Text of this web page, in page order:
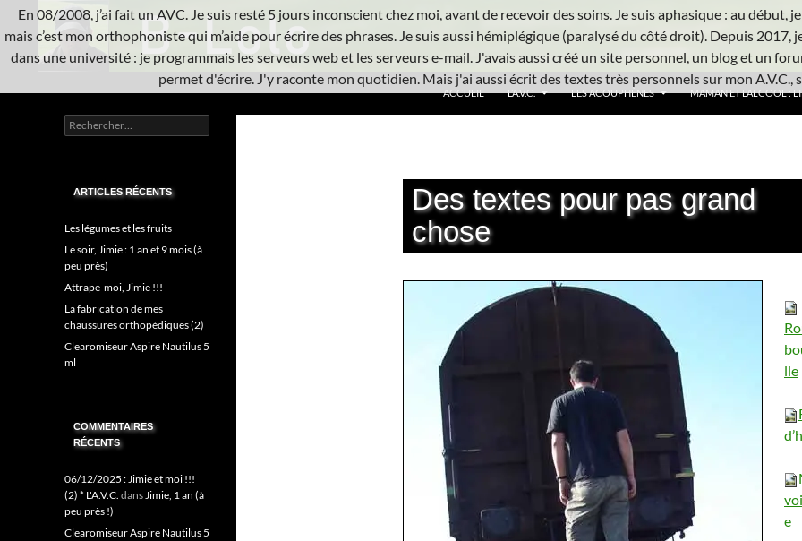
Aller
au
contenu
L'A.V.C. ACCUEIL L’A.V.C. LES ACOUPHÈNES MAMAN ET L’ALCOOL :
Des textes pour pas grand
chose
lle
e
Informatique système
Rechercher :
ARTICLES RÉCENTS
Les légumes et les fruits
Le soir, Jimie : 1 an et 9 mois (à
peu près)
Attrape-moi, Jimie !!!
La fabrication de mes
chaussures orthopédiques (2)
Clearomiseur Aspire Nautilus 5
ml
COMMENTAIRES
RÉCENTS
06/12/2025 : Jimie et moi !!!
(2) * L'A.V.C. dansJimie, 1 an (à
peu près !)
Clearomiseur Aspire Nautilus 5
En 08/2008, j’ai fait un AVC. Je suis resté 5 jours inconscient chez moi, avant de recevoir des soins. Je suis aphasique : au début,
mais c’est mon orthophoniste qui m’aide pour écrire des phrases. Je suis aussi hémiplégique (paralysé du côté droit). Depuis 2017,
dans une université : je programmais les serveurs web et les serveurs e-mail. J'avais aussi créé un site personnel, un blog et un
permet d'écrire. J'y raconte mon quotidien. Mais j'ai aussi écrit des textes très personnels sur mon A.V.C.,